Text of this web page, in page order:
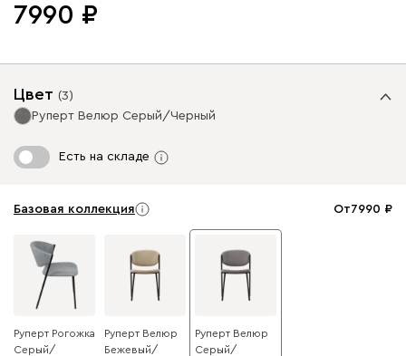
7990
Цвет (3)
Руперт Велюр Серый/Черный
Есть на складе
Базовая коллекция От7990
Руперт Рогожка
Серый/
Руперт Велюр
Бежевый/
Руперт Велюр
Серый/